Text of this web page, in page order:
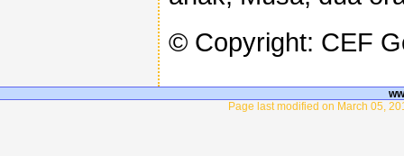
© Copyright: CEF
Page last modified on March 05,